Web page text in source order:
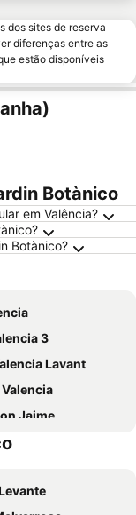
dos sites de reserva
diferenças entre as
estão disponíveis
Botànico
em Valência?
Botànico?
3
Lavant
Jaime
Ciudad de las Ciencias